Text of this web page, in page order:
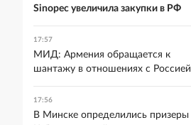
Sinopec увеличила закупки в РФ
17:57
МИД: Армения обращается к
шантажу в отношениях с Россией
17:56
В Минске определились призеры